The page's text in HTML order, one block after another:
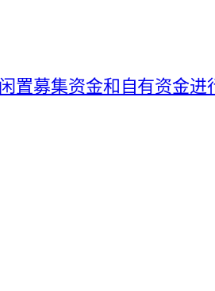
置募集资金和自有资金进